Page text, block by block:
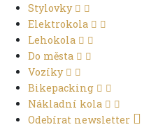
Stylovky
Elektrokola
Lehokola
Do města
Vozíky
Bikepacking
Nákladní kola
Odebírat newsletter